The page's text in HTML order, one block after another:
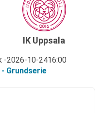
2026-10-2416:00
Grundserie
IK Uppsala